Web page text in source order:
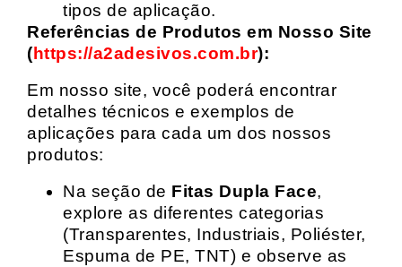
tipos de aplicação.
Referências de Produtos em Nosso Site
(https://a2adesivos.com.br):
Em nosso site, você poderá encontrar
detalhes técnicos e exemplos de
aplicações para cada um dos nossos
produtos:
Na seção de Fitas Dupla Face,
explore as diferentes categorias
(Transparentes, Industriais, Poliéster,
Espuma de PE, TNT) e observe as